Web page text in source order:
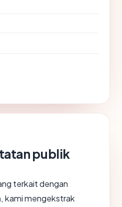
publik
terkait dengan
, kami mengekstrak